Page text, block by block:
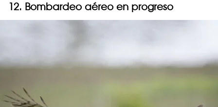
12. Bombardeo aéreo en progreso